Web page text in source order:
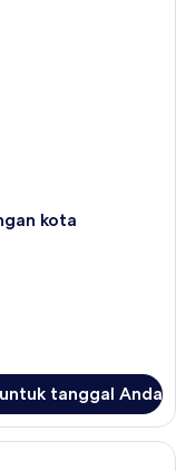
kota
tanggal Anda